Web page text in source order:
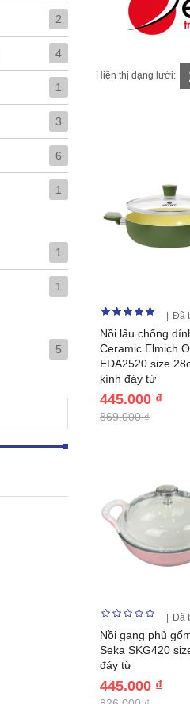
2
4
1
3
6
1
1
1
5
Hiện thị dạng lưới:
Đã
Nồi lẩu chống
Ceramic Elmich
EDA2520 size
kính đáy từ
445.000 ₫
869.000 ₫
Đã
Nồi gang phủ
Seka SKG420
đáy từ
445.000 ₫